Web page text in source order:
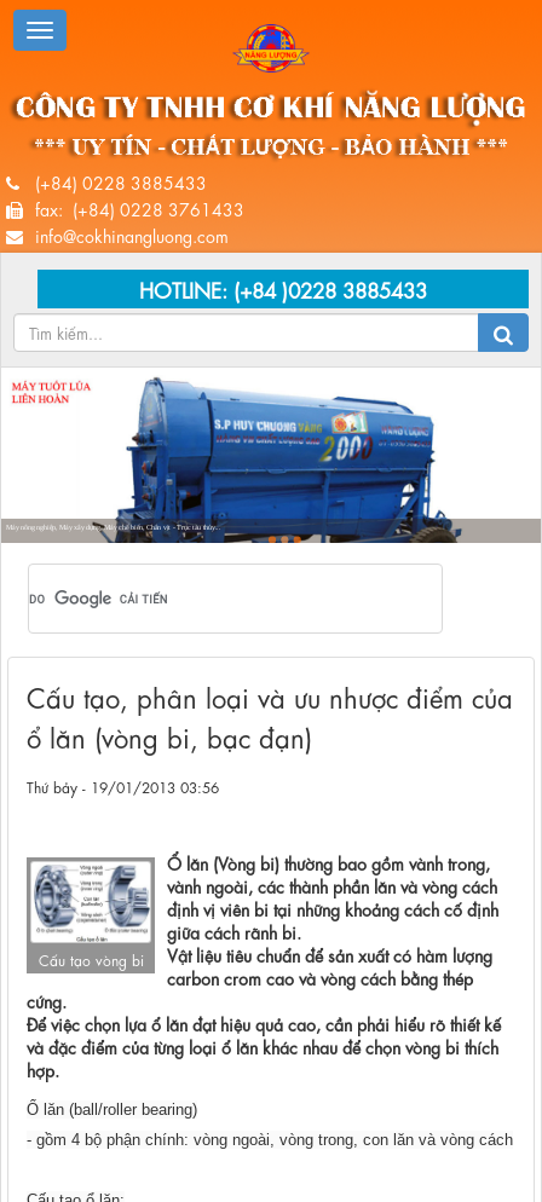
(+84) 0228 3885433
fax: (+84) 0228 3761433
info@cokhinangluong.com
HOTLINE: (+84 )0228 3885433
Máy nông nghiệp, Máy xây dựng, Máy chế biến, Chân vịt - Trục tàu thủy...
Cấu tạo, phân loại và ưu nhược điểm của
ổ lăn (vòng bi, bạc đạn)
Thứ bảy - 19/01/2013 03:56
Cấu tạo vòng bi
Ổ lăn (Vòng bi) thường bao gồm vành trong,
vành ngoài, các thành phần lăn và vòng cách
định vị viên bi tại những khoảng cách cố định
giữa cách rãnh bi.
Vật liệu tiêu chuẩn để sản xuất có hàm lượng
carbon crom cao và vòng cách bằng thép
cứng.
Để việc chọn lựa ổ lăn đạt hiệu quả cao, cần phải hiểu rõ thiết kế
và đặc điểm của từng loại ổ lăn khác nhau để chọn vòng bi thích
hợp.
Ổ lăn (ball/roller bearing)
- gồm 4 bộ phận chính: vòng ngoài, vòng trong, con lăn và vòng cách